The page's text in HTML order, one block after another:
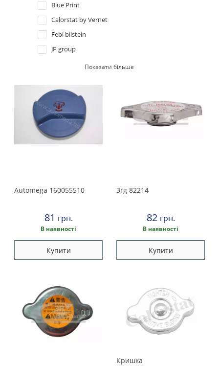
Isuzu
Iveco
Jeep
Kia
Lancia
Mazda
Mercedes
Mitsubishi
Nissan
Blue Print
Calorstat by Vernet
Febi bilstein
JP group
Nipparts
QH
Trucktec automotive
Показати більше
Automega 160055510
81 грн.
В наявності
Купити
3rg 82214
82 грн.
В наявності
Купити
Кришка